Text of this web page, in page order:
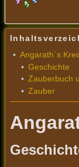
Angarath`s
Geschichte
Zauberbuch
Zauber